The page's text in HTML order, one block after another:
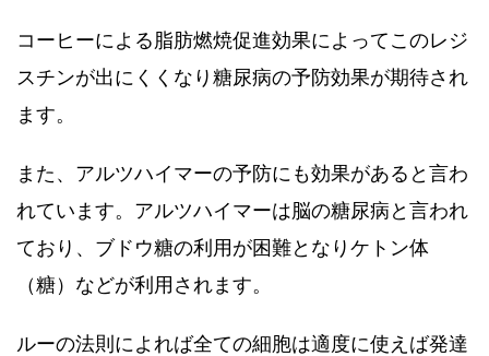
コーヒーによる脂肪燃焼促進効果によってこのレジ
スチンが出にくくなり糖尿病の予防効果が期待され
ます。
また、アルツハイマーの予防にも効果があると言わ
れています。アルツハイマーは脳の糖尿病と言われ
ており、ブドウ糖の利用が困難となりケトン体
（糖）などが利用されます。
ルーの法則によれば全ての細胞は適度に使えば発達